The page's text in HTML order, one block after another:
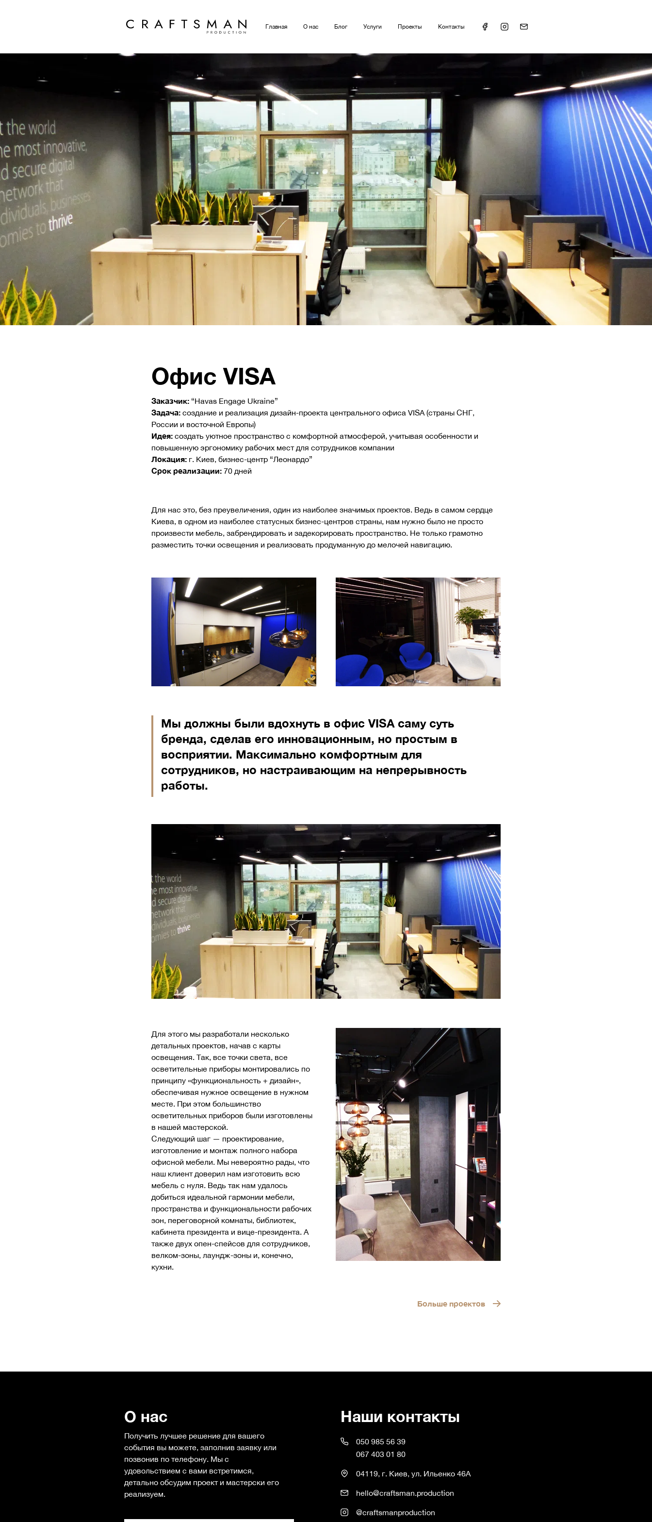
Главная О нас Блог Услуги Проекты Контакты
Офис VISA
Заказчик: “Havas Engage Ukraine”
Задача: создание и реализация дизайн-проекта центрального офиса VISA (страны СНГ,
России и восточной Европы)
Идея: создать уютное пространство с комфортной атмосферой, учитывая особенности и
повышенную эргономику рабочих мест для сотрудников компании
Локация: г. Киев, бизнес-центр “Леонардо”
Срок реализации: 70 дней
Для нас это, без преувеличения, один из наиболее значимых проектов. Ведь в самом сердце
Киева, в одном из наиболее статусных бизнес-центров страны, нам нужно было не просто
произвести мебель, забрендировать и задекорировать пространство. Не только грамотно
разместить точки освещения и реализовать продуманную до мелочей навигацию.
Мы должны были вдохнуть в офис VISA саму суть
бренда, сделав его инновационным, но простым в
восприятии. Максимально комфортным для
сотрудников, но настраивающим на непрерывность
работы.
Для этого мы разработали несколько
детальных проектов, начав с карты
освещения. Так, все точки света, все
осветительные приборы монтировались по
принципу «функциональность + дизайн»,
обеспечивая нужное освещение в нужном
месте. При этом большинство
осветительных приборов были изготовлены
в нашей мастерской.
Следующий шаг — проектирование,
изготовление и монтаж полного набора
офисной мебели. Мы невероятно рады, что
наш клиент доверил нам изготовить всю
мебель с нуля. Ведь так нам удалось
добиться идеальной гармонии мебели,
пространства и функциональности рабочих
зон, переговорной комнаты, библиотек,
кабинета президента и вице-президента. А
также двух опен-спейсов для сотрудников,
велком-зоны, лаундж-зоны и, конечно,
кухни.
Больше проектов
О нас
Получить лучшее решение для вашего
события вы можете, заполнив заявку или
позвонив по телефону. Мы с
удовольствием с вами встретимся,
детально обсудим проект и мастерски его
реализуем.
Наши контакты
050 985 56 39
067 403 01 80
04119, г. Киев, ул. Ильенко 46А
hello@craftsman.production
@craftsmanproduction